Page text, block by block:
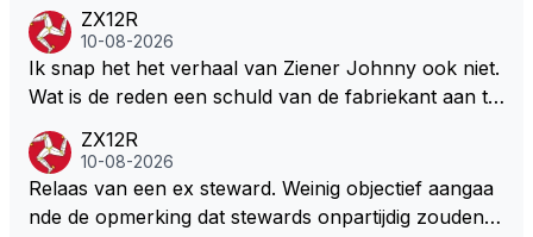
zijn keuze RB zal zijn … Persoonlijk denk ik dat het v
oor Max maar ook voor ons als fans heel goed zal
zijn dat Max uit die veilige vissekom stapt en een nie
uw fris avontuur aangaat elders …
ie waar ze zelfs elke liter brandstof achterwege late
n als dat kan. Dat er na de zomerstop een kilootje er
bij zit kan natuurlijk.
ZX12R
10-08-2026
Ik snap het het verhaal van Ziener Johnny ook niet.
Wat is de reden een schuld van de fabriekant aan te
e hoe de fabriekant van straat auto's ervoor staat.
ZX12R
10-08-2026
Relaas van een ex steward. Weinig objectief aangaa
nde de opmerking dat stewards onpartijdig zouden zi